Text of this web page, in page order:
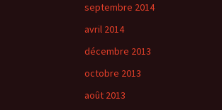
septembre 2014
avril 2014
décembre 2013
octobre 2013
août 2013